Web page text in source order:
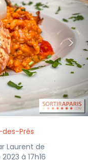
>
Prés
Laurent de
à 17h16